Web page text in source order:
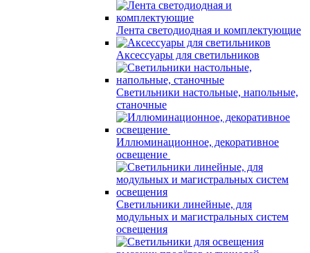
Лента светодиодная и комплектующие
Аксессуары для светильников
Светильники настольные, напольные,
станочные
Иллюминационное, декоративное
освещение
Светильники линейные, для
модульных и магистральных систем
освещения